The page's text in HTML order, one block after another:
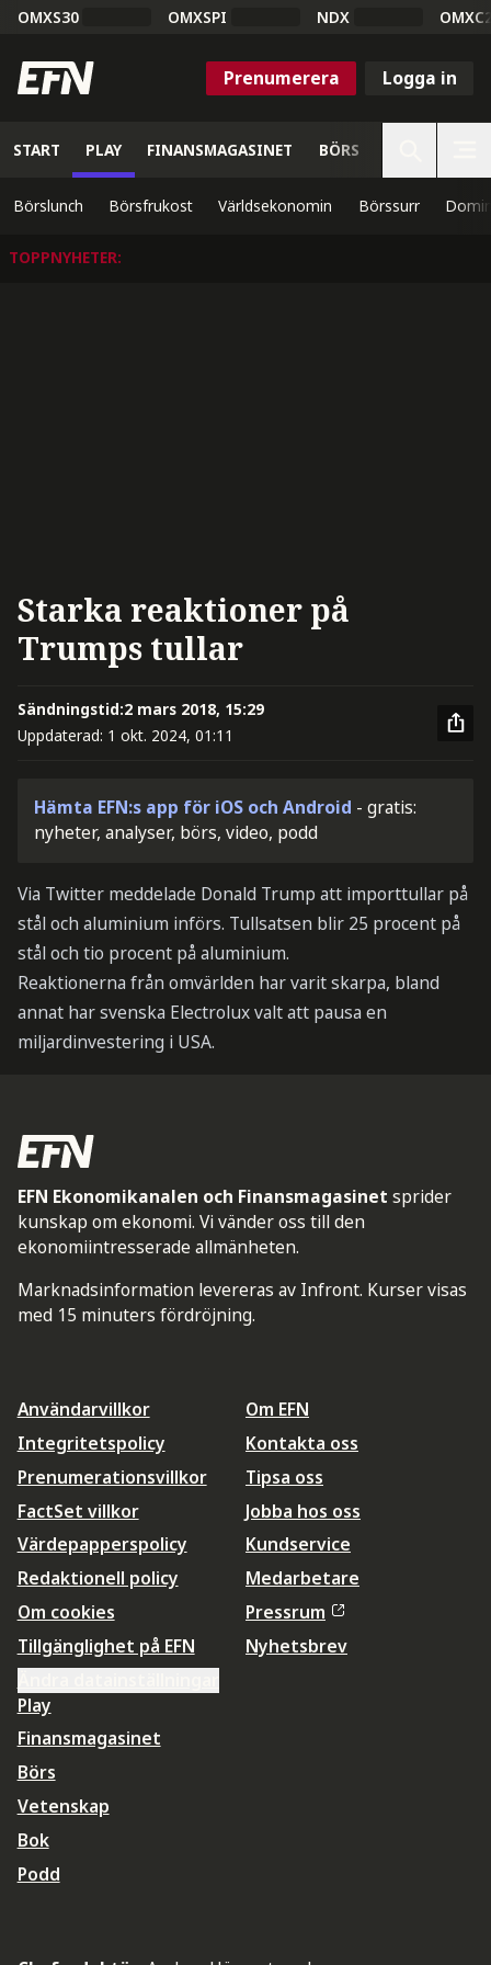
OMXS30 OMXSPI NDX
Prenumerera Logga in
START PLAY FINANSMAGASINET BÖRS
Börslunch Börsfrukost Världsekonomin Börssurr
TOPPNYHETER:
Starka reaktioner på
Trumps tullar
Sändningstid:2 mars 2018, 15:29
Uppdaterad: 1 okt. 2024, 01:11
Hämta EFN:s app för iOS och Android - gratis:
nyheter, analyser, börs, video, podd
Via Twitter meddelade Donald Trump att importtullar på
stål och aluminium införs. Tullsatsen blir 25 procent på
stål och tio procent på aluminium.
Reaktionerna från omvärlden har varit skarpa, bland
annat har svenska Electrolux valt att pausa en
miljardinvestering i USA.
EFN Ekonomikanalen och Finansmagasinet sprider
kunskap om ekonomi. Vi vänder oss till den
ekonomiintresserade allmänheten.
Marknadsinformation levereras av Infront. Kurser visas
med 15 minuters fördröjning.
Användarvillkor
Integritetspolicy
Prenumerationsvillkor
FactSet villkor
Värdepapperspolicy
Redaktionell policy
Om cookies
Tillgänglighet på EFN
Om EFN
Kontakta oss
Tipsa oss
Jobba hos oss
Kundservice
Medarbetare
Pressrum
Nyhetsbrev
Play
Finansmagasinet
Börs
Vetenskap
Bok
Podd